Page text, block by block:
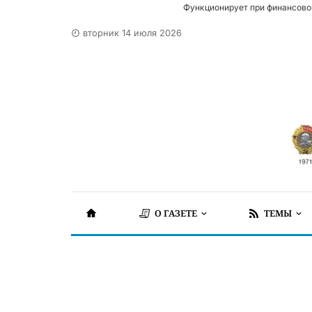
Функционирует при
вторник 14 июля 2026
О ГАЗЕТЕ ТЕМЫ